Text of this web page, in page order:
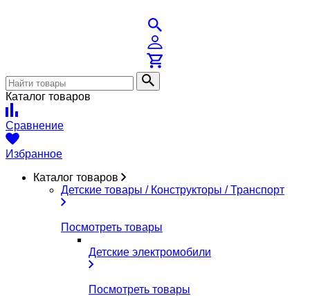
Каталог товаров
Сравнение
Избранное
Каталог товаров
Детские товары / Конструкторы / Транспорт
Посмотреть товары
Детские электромобили
Посмотреть товары